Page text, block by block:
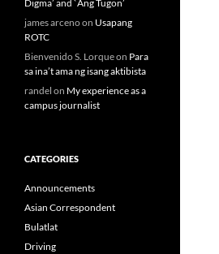
Digma’ and `Ang Tugon’
james arcenoon Usapang
ROTC
Bienvenido S. Lorqueon Para
sa ina’t ama ng isang aktibista
randel on My experience as a
campus journalist
CATEGORIES
Announcements
Asian Correspondent
Bulatlat
Driving